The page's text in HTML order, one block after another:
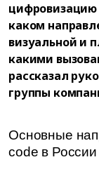
каком
визуальной и
какими
рассказал
группы
Основные
code в России